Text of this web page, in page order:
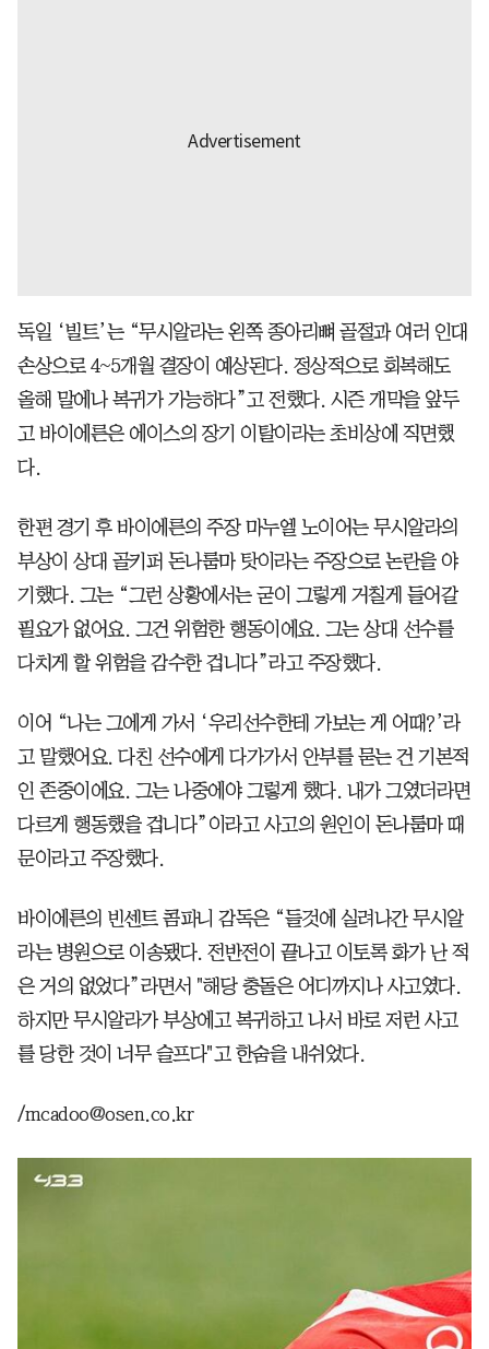
독일 ‘빌트’는 “무시알라는 왼쪽 종아리뼈 골절과 여러 인대
손상으로 4~5개월 결장이 예상된다. 정상적으로 회복해도
올해 말에나 복귀가 가능하다”고 전했다. 시즌 개막을 앞두
고 바이에른은 에이스의 장기 이탈이라는 초비상에 직면했
다.
한편 경기 후 바이에른의 주장 마누엘 노이어는 무시알라의
부상이 상대 골키퍼 돈나룸마 탓이라는 주장으로 논란을 야
기했다. 그는 “그런 상황에서는 굳이 그렇게 거칠게 들어갈
필요가 없어요. 그건 위험한 행동이에요. 그는 상대 선수를
다치게 할 위험을 감수한 겁니다”라고 주장했다.
이어 “나는 그에게 가서 ‘우리선수한테 가보는 게 어때?’라
고 말했어요. 다친 선수에게 다가가서 안부를 묻는 건 기본적
인 존중이에요. 그는 나중에야 그렇게 했다. 내가 그였더라면
다르게 행동했을 겁니다”이라고 사고의 원인이 돈나룸마 때
문이라고 주장했다.
바이에른의 빈센트 콤파니 감독은 “들것에 실려나간 무시알
라는 병원으로 이송됐다. 전반전이 끝나고 이토록 화가 난 적
은 거의 없었다”라면서 "해당 충돌은 어디까지나 사고였다.
하지만 무시알라가 부상에고 복귀하고 나서 바로 저런 사고
를 당한 것이 너무 슬프다"고 한숨을 내쉬었다.
/mcadoo@osen.co.kr